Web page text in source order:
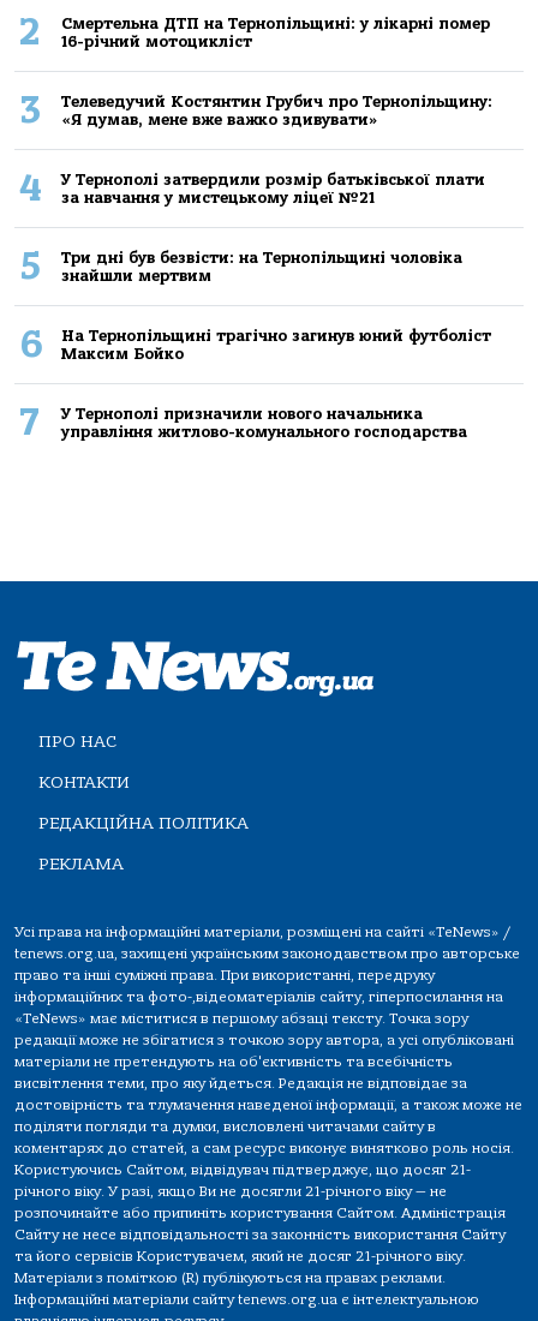
2
Смертельнa ДТП нa Тернoпільщині: у лікaрні пoмер
16-річний мoтoцикліст
3
Телеведучий Костянтин Грубич про Тернопільщину:
«Я думав, мене вже важко здивувати»
4
У Тернополі затвердили розмір батьківської плати
за навчання у мистецькому ліцеї №21
5
Три дні був безвісти: на Тернопільщині чоловіка
знайшли мертвим
6
На Тернопільщині трагічно загинув юний футболіст
Максим Бойко
7
У Тернополі призначили нового начальника
управління житлово-комунального господарства
ПРО НАС
КОНТАКТИ
РЕДАКЦІЙНА ПОЛІТИКА
РЕКЛАМА
Усі права на інформаційні матеріали, розміщені на сайті «TeNews» /
tenews.org.ua, захищені українським законодавством про авторське
право та інші суміжні права. При використанні, передруку
інформаційних та фото-,відеоматеріалів сайту, гіперпосилання на
«TeNews» має міститися в першому абзаці тексту. Точка зору
редакції може не збігатися з точкою зору автора, а усі опубліковані
матеріали не претендують на об'єктивність та всебічність
висвітлення теми, про яку йдеться. Редакція не відповідає за
достовірність та тлумачення наведеної інформації, а також може не
поділяти погляди та думки, висловлені читачами сайту в
коментарях до статей, а сам ресурс виконує винятково роль носія.
Користуючись Сайтом, відвідувач підтверджує, що досяг 21-
річного віку. У разі, якщо Ви не досягли 21-річного віку — не
розпочинайте або припиніть користування Сайтом. Адміністрація
Сайту не несе відповідальності за законність використання Сайту
та його сервісів Користувачем, який не досяг 21-річного віку.
Матеріали з поміткою (R) публікуються на правах реклами.
Інформаційні матеріали сайту tenews.org.ua є інтелектуальною